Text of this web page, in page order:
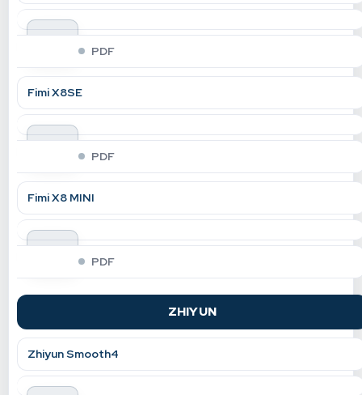
indir
PDF
Fimi X8SE
indir
PDF
Fimi X8 MINI
indir
PDF
ZHIYUN
Zhiyun Smooth4